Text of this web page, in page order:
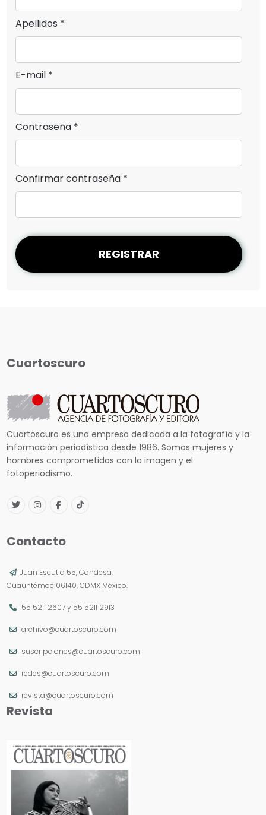
Apellidos *
E-mail *
Contraseña *
Confirmar contraseña *
REGISTRAR
Cuartoscuro
Cuartoscuro es una empresa dedicada a la fotografía y la
información periodística desde 1986. Somos mujeres y
hombres comprometidos con la imagen y el
fotoperiodismo.
Contacto
Juan Escutia 55, Condesa,
Cuauhtémoc 06140, CDMX México.
55 5211 2607y 55 5211 2913
archivo@cuartoscuro.com
suscripciones@cuartoscuro.com
redes@cuartoscuro.com
revista@cuartoscuro.com
Revista